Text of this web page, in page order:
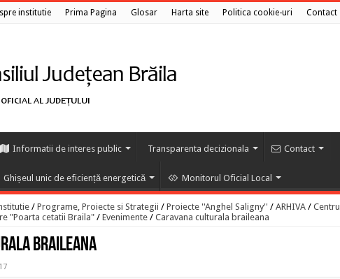
institutie Prima Pagina Glosar Harta site Politica cookie-uri Contact
Informatii de interes public Transparenta decizionala Contact
Ghișeul unic de eficiență energetică Monitorul Oficial Local
/ Programe, Proiecte si Strategii / Proiecte ''Anghel Saligny'' / ARHIVA / Centrul
"Poarta cetatii Braila" / Evenimente / Caravana culturala braileana
braileana